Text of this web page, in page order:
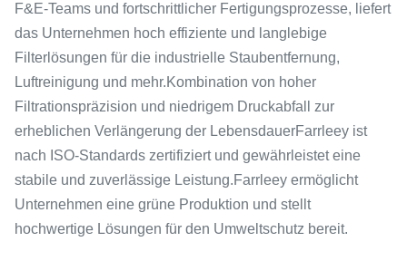
F&E-Teams und fortschrittlicher Fertigungsprozesse, liefert
das Unternehmen hoch effiziente und langlebige
Filterlösungen für die industrielle Staubentfernung,
Luftreinigung und mehr.Kombination von hoher
Filtrationspräzision und niedrigem Druckabfall zur
erheblichen Verlängerung der LebensdauerFarrleey ist
nach ISO-Standards zertifiziert und gewährleistet eine
stabile und zuverlässige Leistung.Farrleey ermöglicht
Unternehmen eine grüne Produktion und stellt
hochwertige Lösungen für den Umweltschutz bereit.